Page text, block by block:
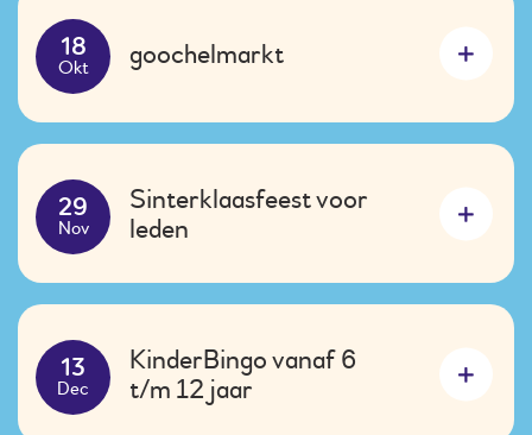
18
Okt goochelmarkt
29
Nov
Sinterklaasfeest voor
leden
13
Dec
KinderBingo vanaf 6
t/m 12 jaar